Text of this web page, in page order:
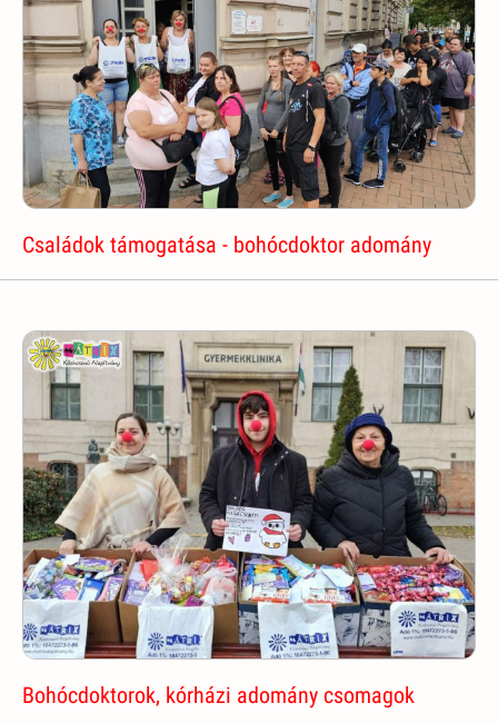
Családok támogatása - bohócdoktor adomány
Bohócdoktorok, kórházi adomány csomagok